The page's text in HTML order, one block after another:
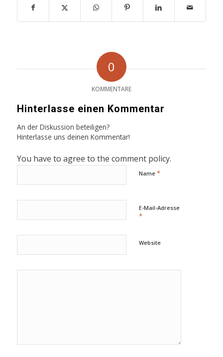
0
KOMMENTARE
Hinterlasse einen Kommentar
An der Diskussion beteiligen?
Hinterlasse uns deinen Kommentar!
You have to agree to the comment policy.
Name *
E-Mail-Adresse
*
Website